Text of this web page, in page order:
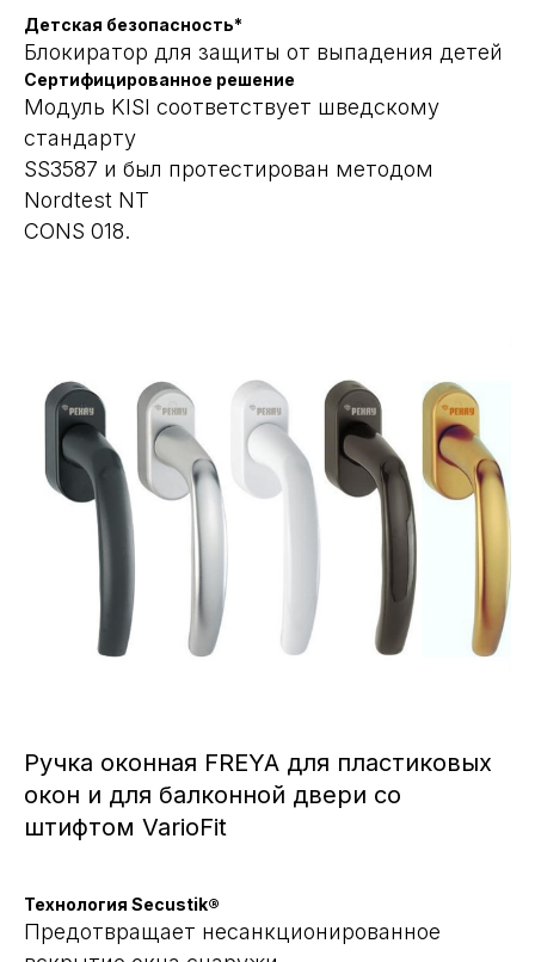
Детская безопасность*
Блокиратор для защиты от выпадения детей
Сертифицированное решение
Модуль KISI соответствует шведскому
стандарту
SS3587 и был протестирован методом
Nordtest NT
CONS 018.
Ручка оконная FREYA для пластиковых
окон и для балконной двери со
штифтом VarioFit
Технология Secustik®
Предотвращает несанкционированное